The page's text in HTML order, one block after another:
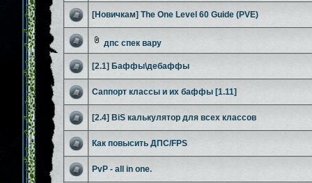
[Новичкам] The One Level 60 Guide (PVE)
дпс спек вару
[2.1] Баффы\дебаффы
Саппорт классы и их баффы [1.11]
[2.4] BiS калькулятор для всех классов
Как повысить ДПС/FPS
PvP - all in one.